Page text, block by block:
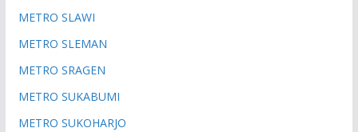
METRO SLAWI
METRO SLEMAN
METRO SRAGEN
METRO SUKABUMI
METRO SUKOHARJO